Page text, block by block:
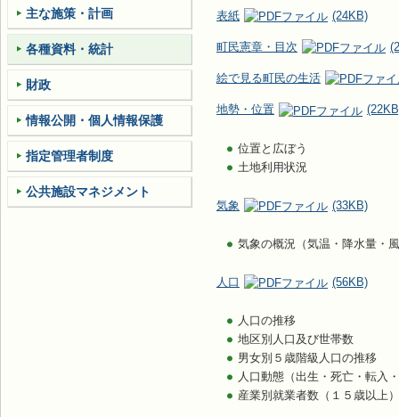
表紙 (24KB)
町民憲章・目次
絵で見る町民の生活
地勢・位置
位置と広ぼう
土地利用状況
気象 (33KB)
気象の概況（気温・降水量・
人口 (56KB)
人口の推移
地区別人口及び世帯数
男女別５歳階級人口の推移
人口動態（出生・死亡・転入
産業別就業者数（１５歳以上）
主な施策・計画
各種資料・統計
財政
情報公開・個人情報保護
指定管理者制度
公共施設マネジメント